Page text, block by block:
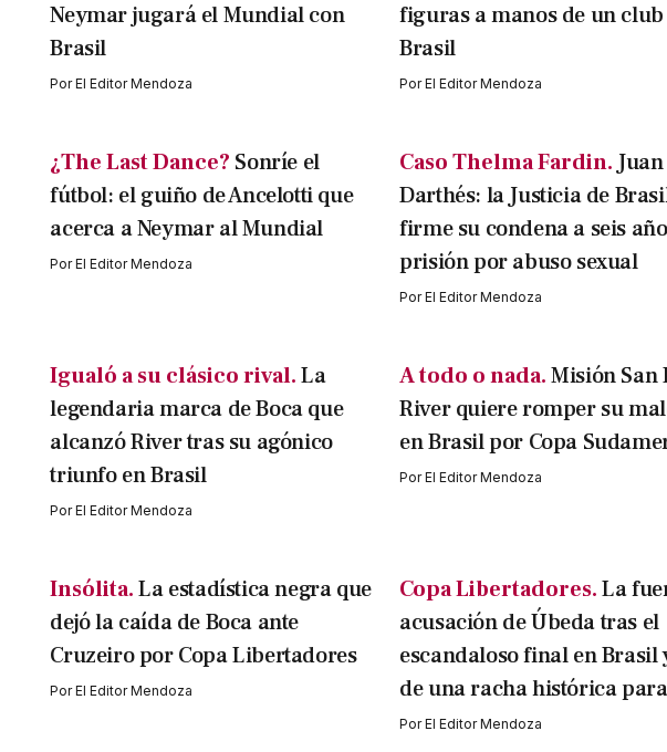
Neymar jugará el Mundial con
Brasil
PorEl Editor Mendoza
figuras a manos de un
Brasil
PorEl Editor Mendoza
¿The Last Dance? Sonríe el
fútbol: el guiño de Ancelotti que
acerca a Neymar al Mundial
PorEl Editor Mendoza
Caso Thelma Fardin. Juan
Darthés: la Justicia de
firme su condena a seis
prisión por abuso sexual
PorEl Editor Mendoza
Igualó a su clásico rival. La
legendaria marca de Boca que
alcanzó River tras su agónico
triunfo en Brasil
PorEl Editor Mendoza
A todo o nada.Misión San
River quiere romper su
en Brasil por Copa
PorEl Editor Mendoza
Insólita. La estadística negra que
dejó la caída de Boca ante
Cruzeiro por Copa Libertadores
PorEl Editor Mendoza
Copa Libertadores.La
acusación de Úbeda tras el
escandaloso final en Brasil
de una racha histórica
PorEl Editor Mendoza